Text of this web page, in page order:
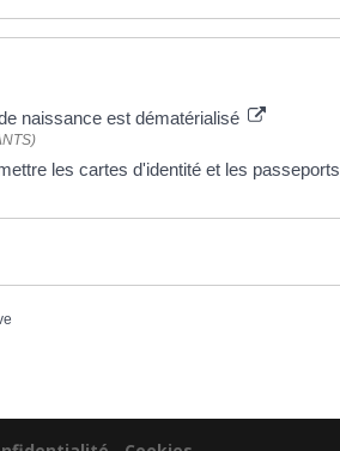
naissance est dématérialisé
les cartes d'identité et les passeports